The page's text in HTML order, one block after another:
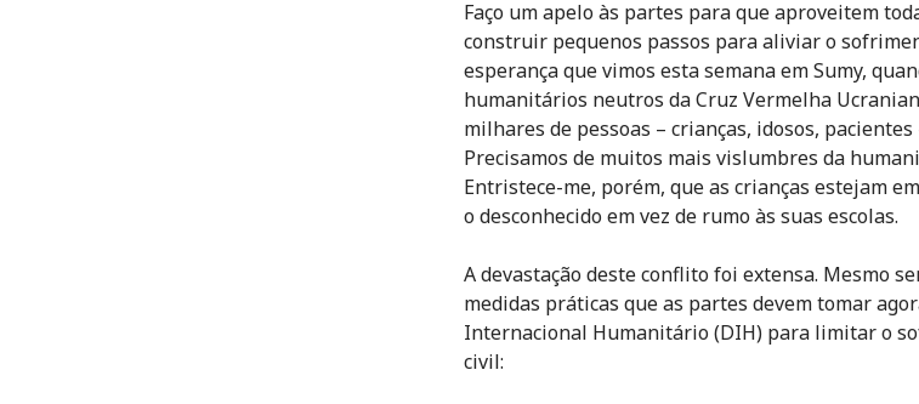
Faço um apelo às partes para que aproveitem
construir pequenos passos para aliviar o
esperança que vimos esta semana em Sumy,
humanitários neutros da Cruz Vermelha
milhares de pessoas – crianças, idosos,
Precisamos de muitos mais vislumbres da
Entristece-me, porém, que as crianças estejam
o desconhecido em vez de rumo às suas escolas.
A devastação deste conflito foi extensa. Mesmo
medidas práticas que as partes devem tomar
Internacional Humanitário (DIH) para limitar o
civil: